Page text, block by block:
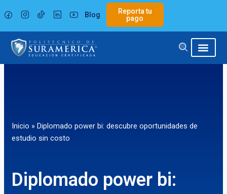
al
contenido
Blog
Reporta tu
pago
Inicio » Diplomado power bi: descubre oportunidades de
estudio sin costo
Diplomado power bi: